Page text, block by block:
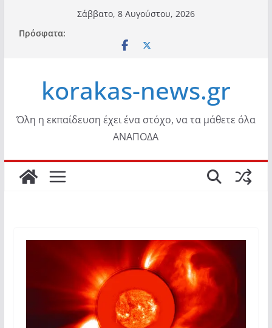
περιεχόμενο
Σάββατο, 8 Αυγούστου, 2026
Πρόσφατα:
korakas-news.gr
Όλη η εκπαίδευση έχει ένα στόχο, να τα μάθετε όλα
ΑΝΑΠΟΔΑ